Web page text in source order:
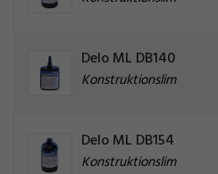
Delo ML DB140
Konstruktionslim
Delo ML DB154
Konstruktionslim